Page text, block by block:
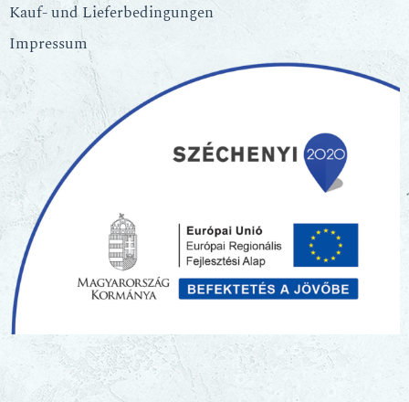
Kauf- und Lieferbedingungen
Impressum